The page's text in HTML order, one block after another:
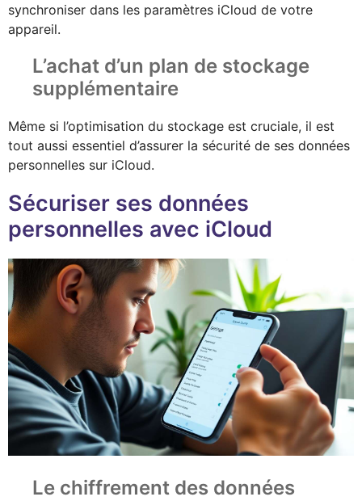
synchroniser dans les paramètres iCloud de votre
appareil.
L’achat d’un plan de stockage
supplémentaire
Même si l’optimisation du stockage est cruciale, il est
tout aussi essentiel d’assurer la sécurité de ses données
personnelles sur iCloud.
Sécuriser ses données
personnelles avec iCloud
Le chiffrement des données